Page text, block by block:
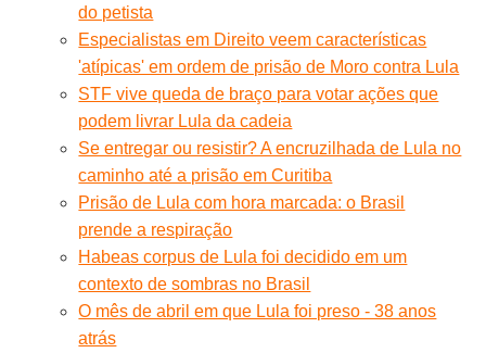
do petista
Especialistas em Direito veem características
'atípicas' em ordem de prisão de Moro contra Lula
STF vive queda de braço para votar ações que
podem livrar Lula da cadeia
Se entregar ou resistir? A encruzilhada de Lula no
caminho até a prisão em Curitiba
Prisão de Lula com hora marcada: o Brasil
prende a respiração
Habeas corpus de Lula foi decidido em um
contexto de sombras no Brasil
O mês de abril em que Lula foi preso - 38 anos
atrás